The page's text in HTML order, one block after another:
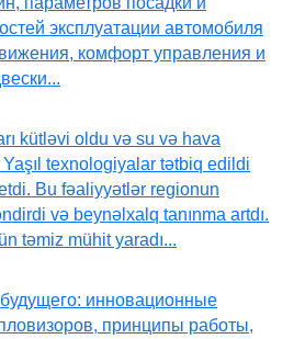
эксплуатации автомобиля
комфорт управления и
kütləvi oldu və su və hava
Yaşıl texnologiyalar tətbiq edildi
Bu fəaliyyətlər regionun
və beynəlxalq tanınma artdı.
təmiz mühit yaradı...
инновационные
принципы работы,